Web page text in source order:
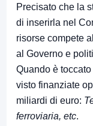
Precisato che la
di inserirla nel
risorse compete
al Governo e
Quando è
visto finanziate
miliardi di euro:
ferroviaria, etc.